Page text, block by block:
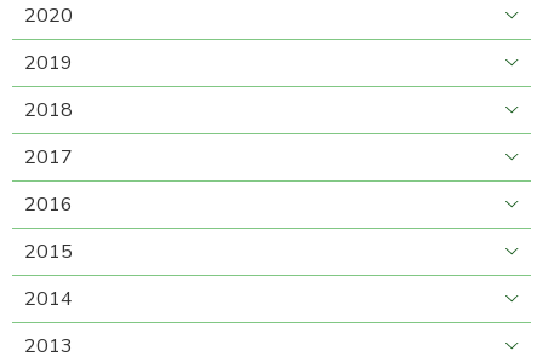
2020
2019
2018
2017
2016
2015
2014
2013